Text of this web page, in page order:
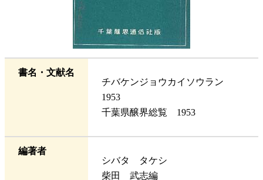
書名・文献名
チバケンジョウカイソウラン
1953
千葉県醸界総覧 1953
編著者
シバタ タケシ
柴田 武志編